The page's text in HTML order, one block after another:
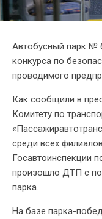
Автобусный парк №
конкурса по
проводимого
Как сообщили в
Комитету по
среди всех
Госавтоинспекции
произошло ДТП с
парка.
На базе парка-